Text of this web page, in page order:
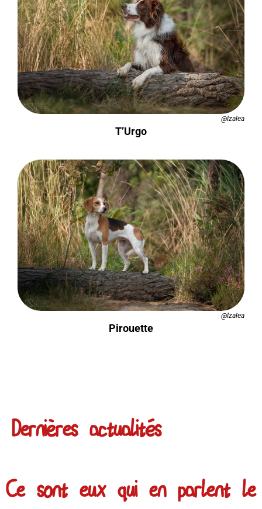
@Izalea
T’Urgo
@Izalea
Pirouette
Dernières actualités
Ce sont eux qui en parlent le